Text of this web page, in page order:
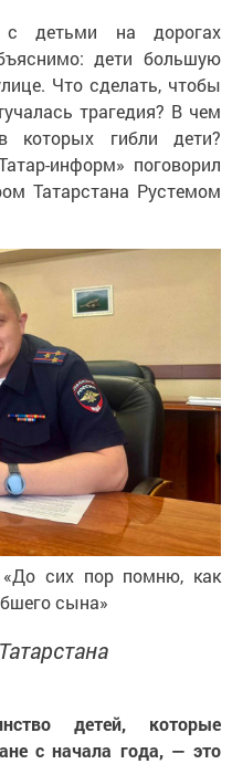
детьми на дорогах
дети большую
Что сделать, чтобы
трагедия? В чем
которых гибли дети?
информ» поговорил
Татарстана Рустемом
«До сих пор помню, как
сына»
детей, которые
с начала года, — это